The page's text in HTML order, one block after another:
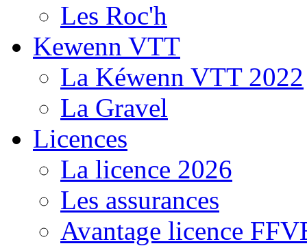
Les Roc'h
Kewenn VTT
La Kéwenn VTT 2022
La Gravel
Licences
La licence 2026
Les assurances
Avantage licence